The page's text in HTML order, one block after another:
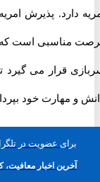
دارد. پذیرش امریه
مناسبی است که در
قرار می گیرد تا
مهارت خود بپردازند.
عضویت در تلگرام
آخرین اخبار معافیت، کسری